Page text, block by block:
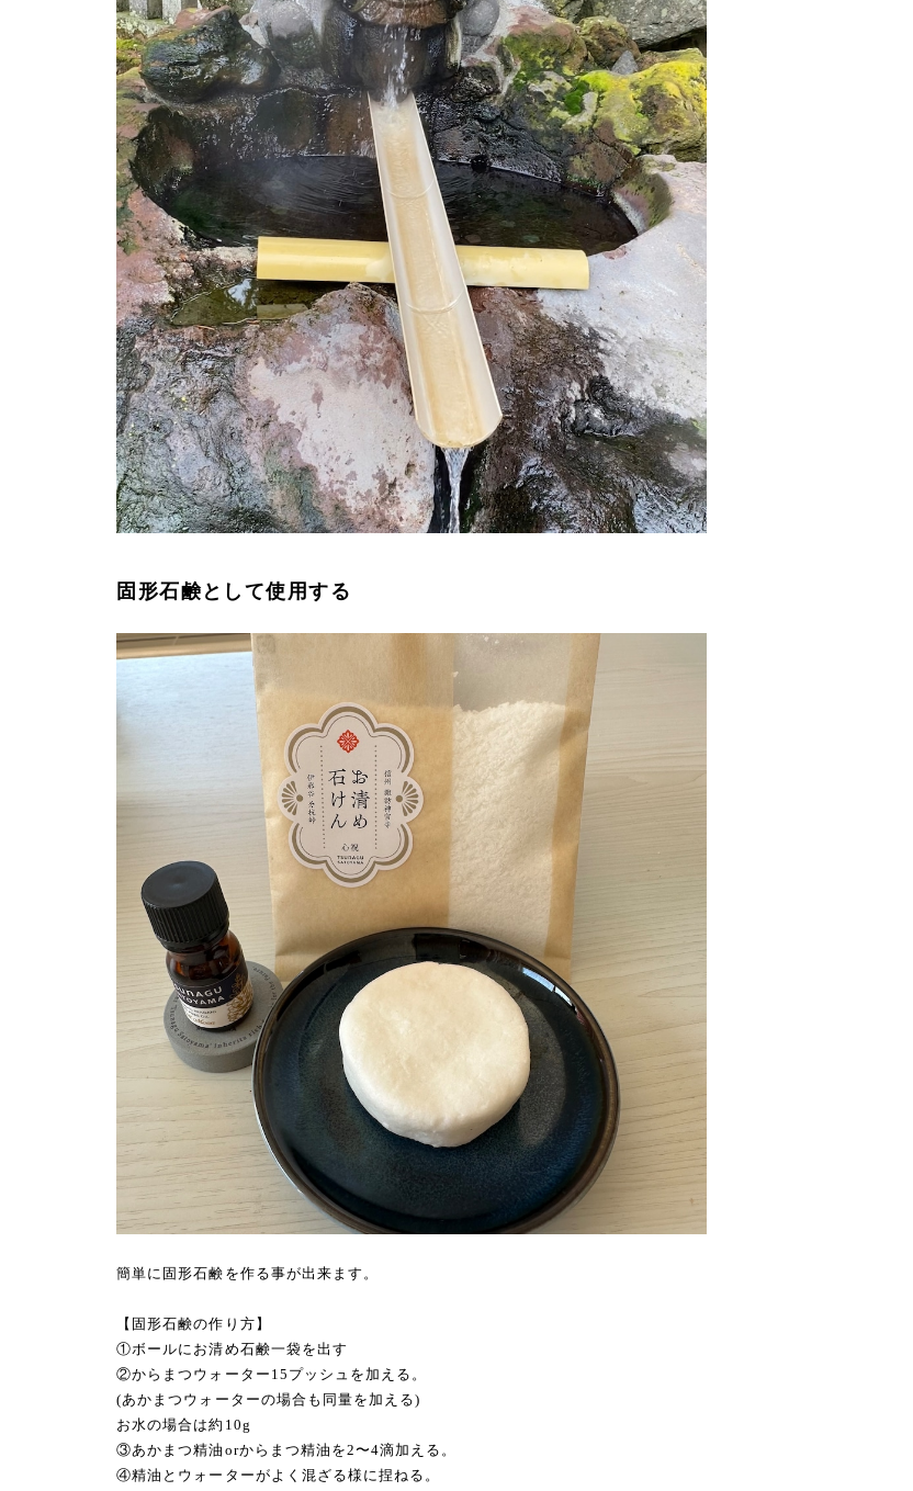
固形石鹸として使用する
簡単に固形石鹸を作る事が出来ます。
【固形石鹸の作り方】
①ボールにお清め石鹸一袋を出す
②からまつウォーター15プッシュを加える。
(あかまつウォーターの場合も同量を加える)
お水の場合は約10g
③あかまつ精油orからまつ精油を2〜4滴加える。
④精油とウォーターがよく混ざる様に捏ねる。